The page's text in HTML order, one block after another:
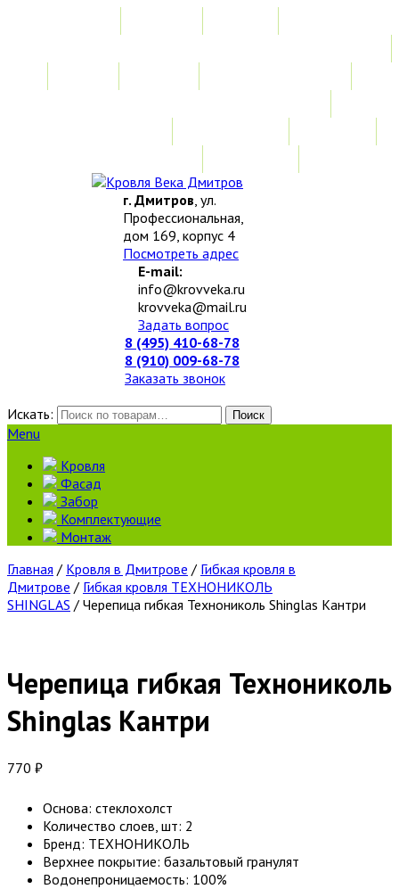
г. Дмитров, ул.
Профессиональная,
дом 169, корпус 4
Посмотреть адрес
E-mail:
info@krovveka.ru
krovveka@mail.ru
Задать вопрос
8 (495) 410-68-78
8 (910) 009-68-78
Заказать звонок
Искать:
Поиск
Menu
Кровля
Фасад
Забор
Комплектующие
Монтаж
Главная / Кровля в Дмитрове / Гибкая кровля в
Дмитрове / Гибкая кровля ТЕХНОНИКОЛЬ
SHINGLAS / Черепица гибкая Технониколь Shinglas Кантри
Черепица гибкая Технониколь
Shinglas Кантри
770 ₽
Основа: cтеклохолст
Количество слоев, шт: 2
Бренд: ТЕХНОНИКОЛЬ
Верхнее покрытие: базальтовый гранулят
Водонепроницаемость: 100%